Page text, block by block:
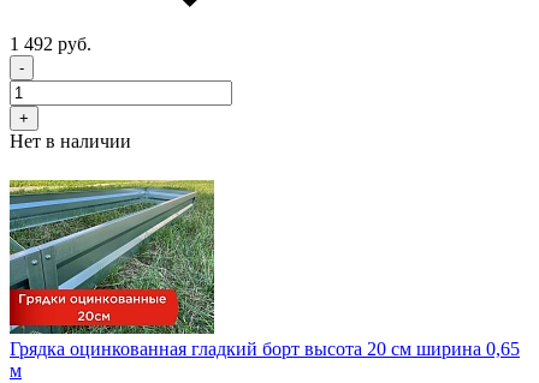
1 492 руб.
-
+
Нет в наличии
Грядка оцинкованная гладкий борт высота 20 см ширина 0,65
м